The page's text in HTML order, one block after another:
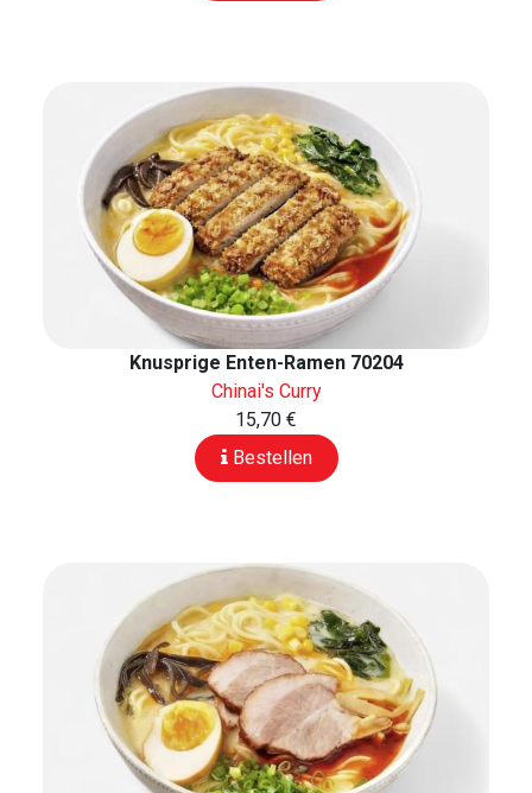
Knusprige Enten-Ramen 70204
Chinai's Curry
15,70 €
Bestellen